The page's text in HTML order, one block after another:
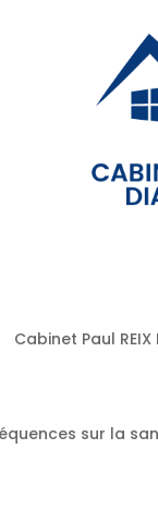
Cabinet Paul
sur la